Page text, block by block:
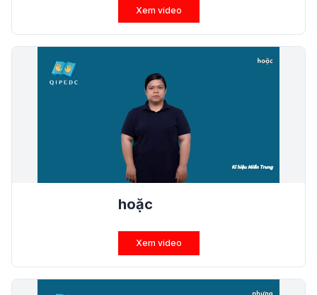
Xem video
hoặc
Xem video